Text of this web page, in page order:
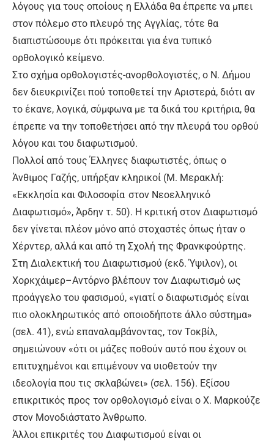
λόγους για τους οποίους η Ελλάδα θα έπρεπε να μπει
στον πόλεμο στο πλευρό της Αγγλίας, τότε θα
διαπιστώσουμε ότι πρόκειται για ένα τυπικό
ορθολογικό κείμενο.
Στο σχήμα ορθολογιστές-ανορθολογιστές, ο Ν. Δήμου
δεν διευκρινίζει πού τοποθετεί την Αριστερά, διότι αν
το έκανε, λογικά, σύμφωνα με τα δικά του κριτήρια, θα
έπρεπε να την τοποθετήσει από την πλευρά του ορθού
λόγου και του διαφωτισμού.
Πολλοί από τους Έλληνες διαφωτιστές, όπως ο
Άνθιμος Γαζής, υπήρξαν κληρικοί (Μ. Μερακλή:
«Εκκλησία και Φιλοσοφία στον Νεοελληνικό
Διαφωτισμό», Άρδην τ. 50). Η κριτική στον Διαφωτισμό
δεν γίνεται πλέον μόνο από στοχαστές όπως ήταν ο
Χέρντερ, αλλά και από τη Σχολή της Φρανκφούρτης.
Στη Διαλεκτική του Διαφωτισμού (εκδ. Ύψιλον), οι
Χορκχάιμερ–Αντόρνο βλέπουν τον Διαφωτισμό ως
προάγγελο του φασισμού, «γιατί ο διαφωτισμός είναι
πιο ολοκληρωτικός από οποιοδήποτε άλλο σύστημα»
(σελ. 41), ενώ επαναλαμβάνοντας, τον Τοκβίλ,
σημειώνουν «ότι οι μάζες ποθούν αυτό που έχουν οι
επιτυχημένοι και επιμένουν να υιοθετούν την
ιδεολογία που τις σκλαβώνει» (σελ. 156). Εξίσου
επικριτικός προς τον ορθολογισμό είναι ο Χ. Μαρκούζε
στον Μονοδιάστατο Άνθρωπο.
Άλλοι επικριτές του Διαφωτισμού είναι οι